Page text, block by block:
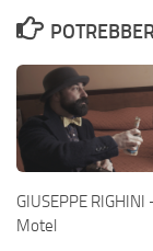
GIUSEPPE
Motel